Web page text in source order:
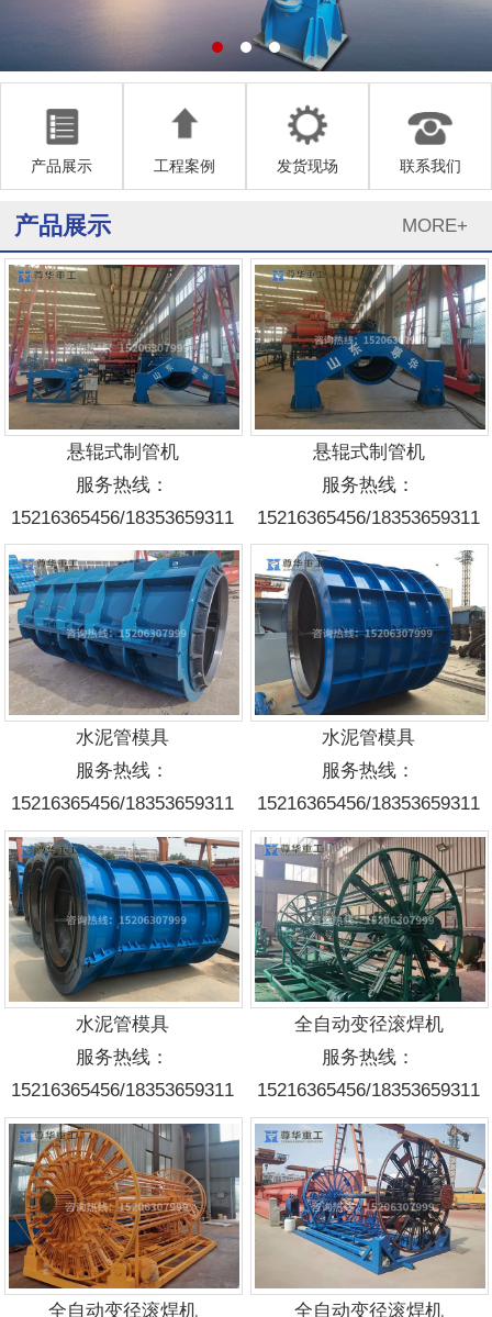
产品展示 工程案例 发货现场 联系我们
产品展示 MORE+
悬辊式制管机
服务热线：
15216365456/18353659311
悬辊式制管机
服务热线：
15216365456/18353659311
水泥管模具
服务热线：
15216365456/18353659311
水泥管模具
服务热线：
15216365456/18353659311
水泥管模具
服务热线：
15216365456/18353659311
全自动变径滚焊机
服务热线：
15216365456/18353659311
全自动变径滚焊机 全自动变径滚焊机